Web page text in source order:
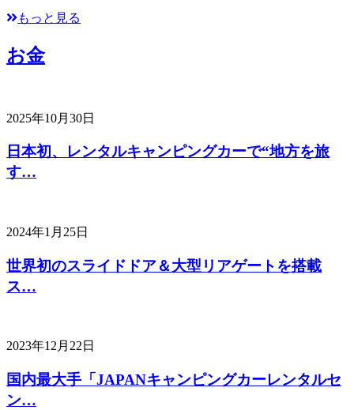
もっと見る
お金
2025年10月30日
日本初、レンタルキャンピングカーで“地方を旅
す…
2024年1月25日
世界初のスライドドア＆大型リアゲートを搭載
ス…
2023年12月22日
国内最大手「JAPANキャンピングカーレンタルセ
ン…